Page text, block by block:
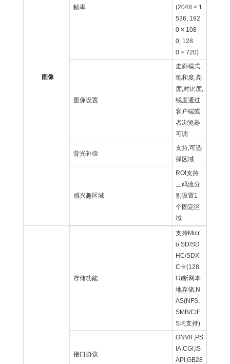
图像
帧率
(2048 × 1
536, 192
0 × 108
0, 128
0 × 720)
图像设置
走廊模式,
饱和度,亮
度,对比度,
锐度通过
客户端或
者浏览器
可调
背光补偿
支持,可选
择区域
感兴趣区域
ROI支持
三码流分
别设置1
个固定区
域
存储功能
支持Micr
o SD/SD
HC/SDX
C卡(128
G)断网本
地存储,N
AS(NFS,
SMB/CIF
S均支持)
接口协议
ONVIF,PS
IA,CGI,IS
API,GB28